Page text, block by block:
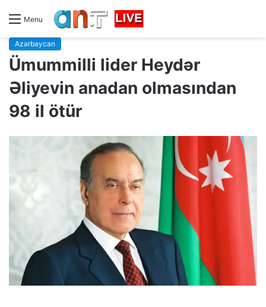
Menu
Azərbaycan
Ümummilli lider Heydər
Əliyevin anadan olmasından
98 il ötür